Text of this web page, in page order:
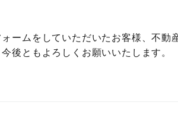
ームをしていただいたお客様、不動
後ともよろしくお願いいたします。